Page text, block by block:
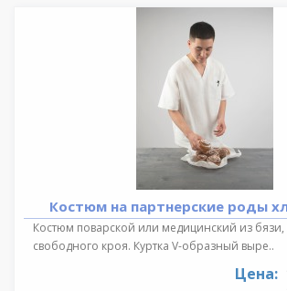
Костюм на партнерские роды
Костюм поварской или медицинский из
свободного кроя. Куртка V-образный выре..
Цена: